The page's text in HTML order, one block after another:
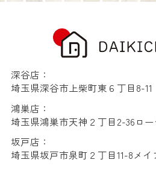
深谷店：
埼玉県深谷市上柴町東６丁目8-11
鴻巣店：
埼玉県鴻巣市天神２丁目2-36ロ
坂戸店：
埼玉県坂戸市泉町２丁目11-8メイ